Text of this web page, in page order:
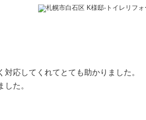
応してくれてとても助かりました。
た。